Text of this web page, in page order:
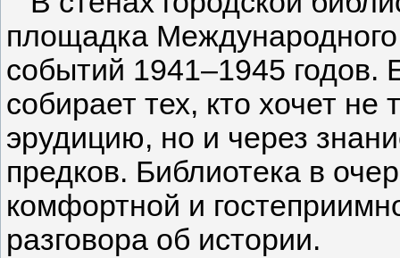
площадка Международного
событий 1941–1945 годов.
собирает тех, кто хочет не
эрудицию, но и через
предков. Библиотека в
комфортной и
разговора об истории.